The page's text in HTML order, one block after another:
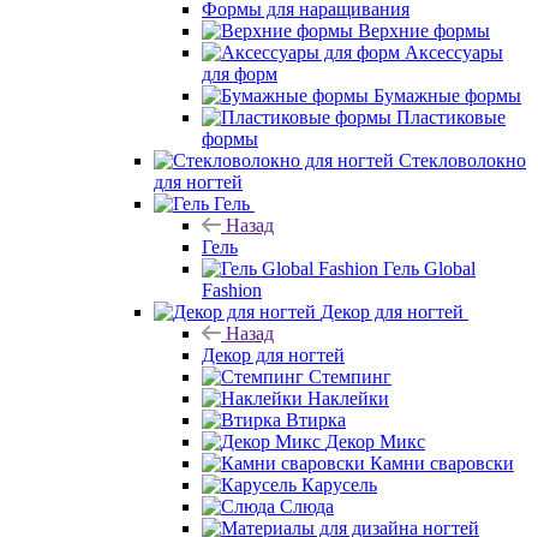
Формы для наращивания
Верхние формы
Аксессуары
для форм
Бумажные формы
Пластиковые
формы
Стекловолокно
для ногтей
Гель
Назад
Гель
Гель Global
Fashion
Декор для ногтей
Назад
Декор для ногтей
Стемпинг
Наклейки
Втирка
Декор Микс
Камни сваровски
Карусель
Слюда